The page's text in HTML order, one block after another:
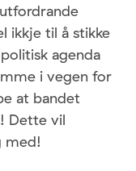
ikkje til å stikke
agenda
i vegen for
at bandet
Dette vil
med!